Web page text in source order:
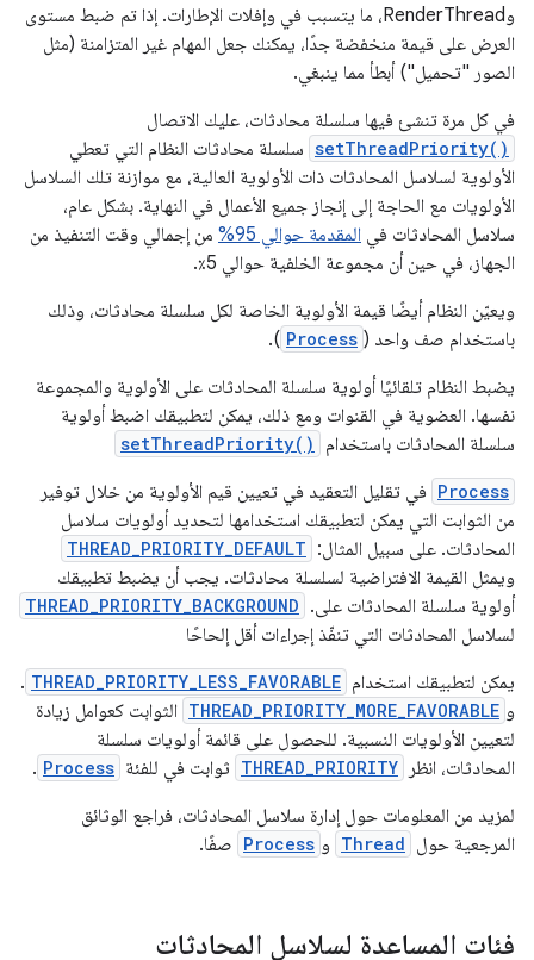
وRenderThread، ما يتسبب في وإفلات الإطارات. إذا تم ضبط مستوى
العرض على قيمة منخفضة جدًا، يمكنك جعل المهام غير المتزامنة (مثل
الصور "تحميل") أبطأ مما ينبغي.
في كل مرة تنشئ فيها سلسلة محادثات، عليك الاتصال
setThreadPriority() سلسلة محادثات النظام التي تعطي
الأولوية لسلاسل المحادثات ذات الأولوية العالية، مع موازنة تلك السلاسل
الأولويات مع الحاجة إلى إنجاز جميع الأعمال في النهاية. بشكل عام،
سلاسل المحادثات في المقدمة حوالي 95%
من إجمالي وقت التنفيذ من
الجهاز، في حين أن مجموعة الخلفية حوالي 5٪.
ويعيّن النظام أيضًا قيمة الأولوية الخاصة لكل سلسلة محادثات، وذلك
باستخدام صف واحد ( Process
).
يضبط النظام تلقائيًا أولوية سلسلة المحادثات على الأولوية والمجموعة
نفسها. العضوية في القنوات ومع ذلك، يمكن لتطبيقك اضبط أولوية
سلسلة المحادثات باستخدام
setThreadPriority()
Process في تقليل التعقيد في تعيين قيم الأولوية من خلال توفير
من الثوابت التي يمكن لتطبيقك استخدامها لتحديد أولويات سلاسل
المحادثات. على سبيل المثال: THREAD_PRIORITY_DEFAULT
ويمثل القيمة الافتراضية لسلسلة محادثات. يجب أن يضبط تطبيقك
أولوية سلسلة المحادثات على. THREAD_PRIORITY_BACKGROUND
لسلاسل المحادثات التي تنفّذ إجراءات أقل إلحاحًا
يمكن لتطبيقك استخدام THREAD_PRIORITY_LESS_FAVORABLE
.
و THREAD_PRIORITY_MORE_FAVORABLE الثوابت كعوامل زيادة
لتعيين الأولويات النسبية. للحصول على قائمة أولويات سلسلة
المحادثات، انظر
THREAD_PRIORITY ثوابت في للفئة Process
.
لمزيد من المعلومات حول إدارة سلاسل المحادثات، فراجع الوثائق
المرجعية حول Thread و Process صفًا.
فئات المساعدة لسلاسل المحادثات